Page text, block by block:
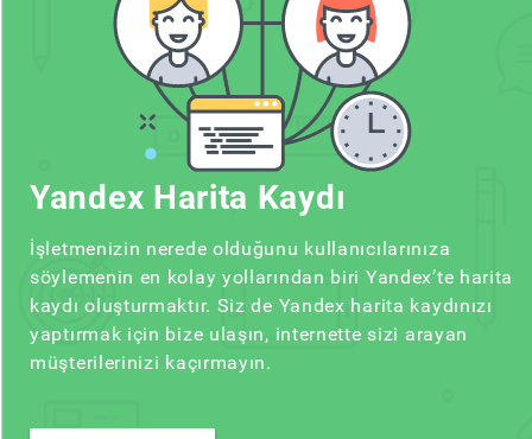
Yandex Harita Kaydı
İşletmenizin nerede olduğunu kullanıcılarınıza
söylemenin en kolay yollarından biri Yandex’te harita
kaydı oluşturmaktır. Siz de Yandex harita kaydınızı
yaptırmak için bize ulaşın, internette sizi arayan
müşterilerinizi kaçırmayın.